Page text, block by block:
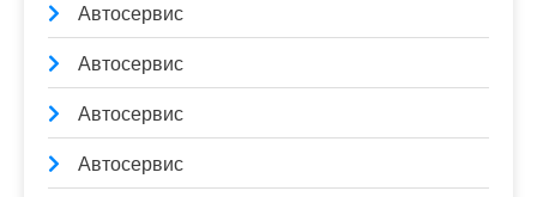
Автосервис
Автосервис
Автосервис
Автосервис